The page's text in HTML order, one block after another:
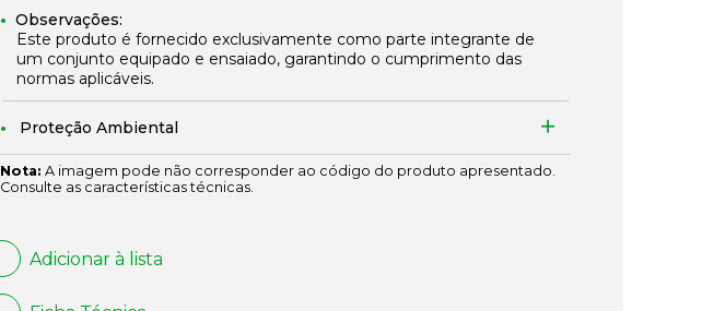
Observações:
Este produto é fornecido exclusivamente como parte integrante de
um conjunto equipado e ensaiado, garantindo o cumprimento das
normas aplicáveis.
Proteção Ambiental
Nota: A imagem pode não corresponder ao código do produto apresentado.
Consulte as características técnicas.
Adicionar à lista